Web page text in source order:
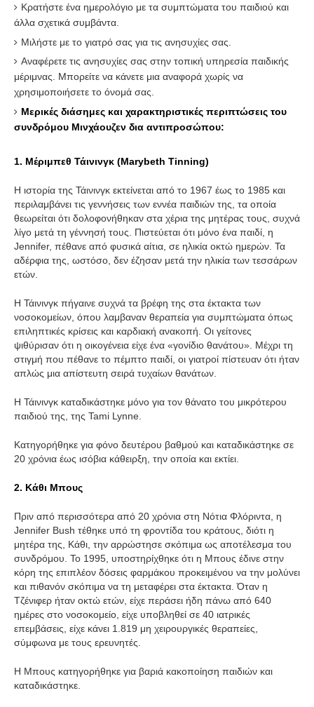
Κρατήστε ένα ημερολόγιο με τα συμπτώματα του παιδιού και
άλλα σχετικά συμβάντα.
Μιλήστε με το γιατρό σας για τις ανησυχίες σας.
Αναφέρετε τις ανησυχίες σας στην τοπική υπηρεσία παιδικής
μέριμνας. Μπορείτε να κάνετε μια αναφορά χωρίς να
χρησιμοποιήσετε το όνομά σας.
Μερικές διάσημες και χαρακτηριστικές περιπτώσεις του
συνδρόμου Μινχάουζεν δια αντιπροσώπου:
1. Μέριμπεθ Τάινινγκ (Marybeth Tinning)
Η ιστορία της Τάινινγκ εκτείνεται από το 1967 έως το 1985 και
περιλαμβάνει τις γεννήσεις των εννέα παιδιών της, τα οποία
θεωρείται ότι δολοφονήθηκαν στα χέρια της μητέρας τους, συχνά
λίγο μετά τη γέννησή τους. Πιστεύεται ότι μόνο ένα παιδί, η
Jennifer, πέθανε από φυσικά αίτια, σε ηλικία οκτώ ημερών. Τα
αδέρφια της, ωστόσο, δεν έζησαν μετά την ηλικία των τεσσάρων
ετών.
Η Τάινινγκ πήγαινε συχνά τα βρέφη της στα έκτακτα των
νοσοκομείων, όπου λαμβαναν θεραπεία για συμπτώματα όπως
επιληπτικές κρίσεις και καρδιακή ανακοπή. Οι γείτονες
ψιθύρισαν ότι η οικογένεια είχε ένα «γονίδιο θανάτου». Μέχρι τη
στιγμή που πέθανε το πέμπτο παιδί, οι γιατροί πίστευαν ότι ήταν
απλώς μια απίστευτη σειρά τυχαίων θανάτων.
Η Τάινινγκ καταδικάστηκε μόνο για τον θάνατο του μικρότερου
παιδιού της, της Tami Lynne.
Κατηγορήθηκε για φόνο δευτέρου βαθμού και καταδικάστηκε σε
20 χρόνια έως ισόβια κάθειρξη, την οποία και εκτίει.
2. Κάθι Μπους
Πριν από περισσότερα από 20 χρόνια στη Νότια Φλόριντα, η
Jennifer Bush τέθηκε υπό τη φροντίδα του κράτους, διότι η
μητέρα της, Κάθι, την αρρώστησε σκόπιμα ως αποτέλεσμα του
συνδρόμου. Το 1995, υποστηρίχθηκε ότι η Μπους έδινε στην
κόρη της επιπλέον δόσεις φαρμάκου προκειμένου να την μολύνει
και πιθανόν σκόπιμα να τη μεταφέρει στα έκτακτα. Όταν η
Τζένιφερ ήταν οκτώ ετών, είχε περάσει ήδη πάνω από 640
ημέρες στο νοσοκομείο, είχε υποβληθεί σε 40 ιατρικές
επεμβάσεις, είχε κάνει 1.819 μη χειρουργικές θεραπείες,
σύμφωνα με τους ερευνητές.
Η Μπους κατηγορήθηκε για βαριά κακοποίηση παιδιών και
καταδικάστηκε.